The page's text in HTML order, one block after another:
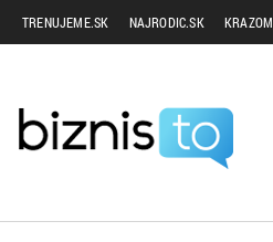
TRENUJEME.SK NAJRODIC.SK